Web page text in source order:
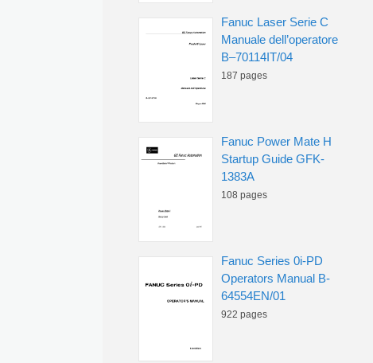
Fanuc Laser Serie C
Manuale dell’operatore
B–70114IT/04
187 pages
Fanuc Power Mate H
Startup Guide GFK-
1383A
108 pages
Fanuc Series 0i-PD
Operators Manual B-
64554EN/01
922 pages